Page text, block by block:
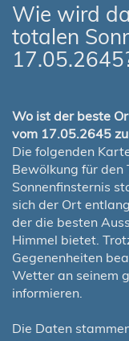
Wie wird
totalen
Wo ist der beste
vom 17.05.2645
Die folgenden
Bewölkung für den
Sonnenfinsternis
sich der Ort
der die besten
Himmel bietet.
Gegenenheiten
Wetter an seinem
informieren.
Die Daten